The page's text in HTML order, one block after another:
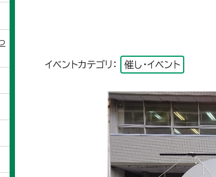
イベントカテゴリ： 催し・イベント